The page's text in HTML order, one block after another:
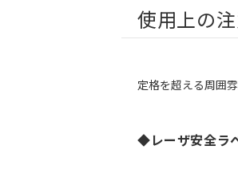
使用上の
定格を超える周囲
◆レーザ安全ラ